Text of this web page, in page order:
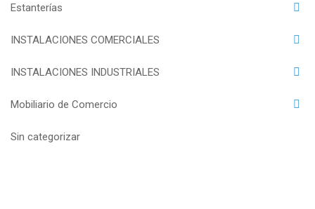
Estanterías
INSTALACIONES COMERCIALES
INSTALACIONES INDUSTRIALES
Mobiliario de Comercio
Sin categorizar